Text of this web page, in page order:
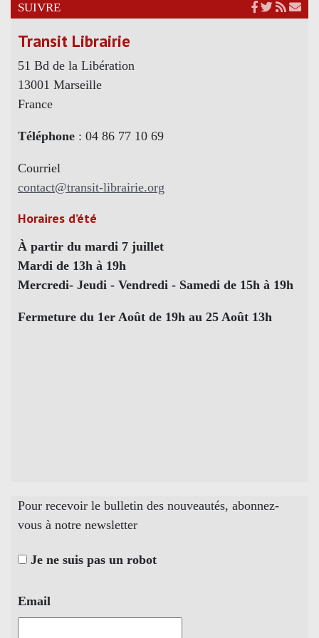
SUIVRE
Transit Librairie
51 Bd de la Libération
13001 Marseille
France
Téléphone : 04 86 77 10 69
Courriel
contact@transit-librairie.org
Horaires d’été
À partir du mardi 7 juillet
Mardi de 13h à 19h
Mercredi- Jeudi - Vendredi - Samedi de 15h à 19h
Fermeture du 1er Août de 19h au 25 Août 13h
Pour recevoir le bulletin des nouveautés, abonnez-
vous à notre newsletter
Je ne suis pas un robot
Email